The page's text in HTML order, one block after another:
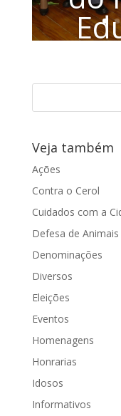
às
PROJETO
Veja também
Ações
Contra o Cerol
Cuidados com a
Defesa de Animais
Denominações
Diversos
Eleições
Eventos
Homenagens
Honrarias
Idosos
Informativos